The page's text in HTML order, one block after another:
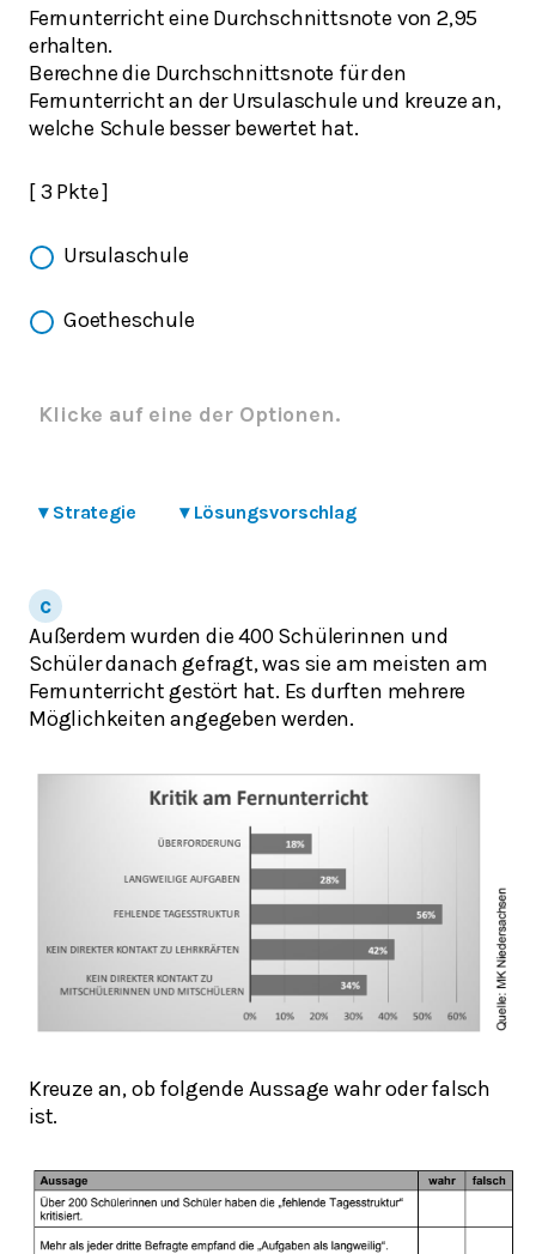
Fernunterricht eine Durchschnittsnote von 2,95
erhalten.
Berechne die Durchschnittsnote für den
Fernunterricht an der Ursulaschule und kreuze an,
welche Schule besser bewertet hat.
[ 3 Pkte ]
Ursulaschule
Goetheschule
Klicke auf eine der Optionen.
▾ Strategie ▾ Lösungsvorschlag
Außerdem wurden die 400 Schülerinnen und
Schüler danach gefragt, was sie am meisten am
Fernunterricht gestört hat. Es durften mehrere
Möglichkeiten angegeben werden.
Kreuze an, ob folgende Aussage wahr oder falsch
ist.